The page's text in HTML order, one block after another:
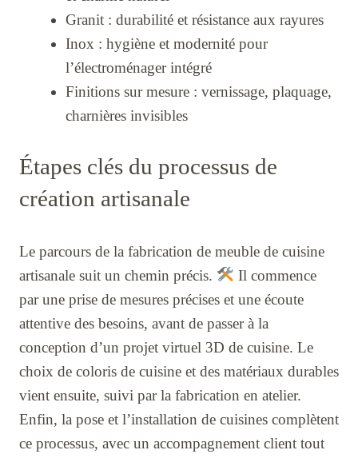
Granit : durabilité et résistance aux rayures
Inox : hygiène et modernité pour
l’électroménager intégré
Finitions sur mesure : vernissage, plaquage,
charnières invisibles
Étapes clés du processus de
création artisanale
Le parcours de la fabrication de meuble de cuisine
artisanale suit un chemin précis.
Il commence
par une prise de mesures précises et une écoute
attentive des besoins, avant de passer à la
conception d’un projet virtuel 3D de cuisine. Le
choix de coloris de cuisine et des matériaux durables
vient ensuite, suivi par la fabrication en atelier.
Enfin, la pose et l’installation de cuisines complètent
ce processus, avec un accompagnement client tout